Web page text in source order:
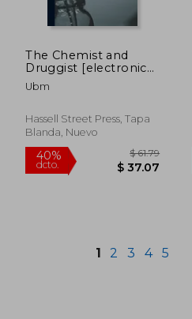
45%
The Chemist and
Druggist [electronic
Resource]; Vol. 151 =
no. 3604 (19 Mar.
Ubm
Hassell Street Press, Tapa
Blanda, Nuevo
1 2 3 4 5